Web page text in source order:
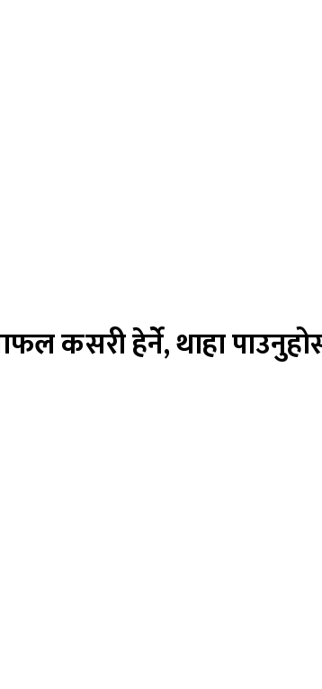
कसरी हेर्ने, थाहा